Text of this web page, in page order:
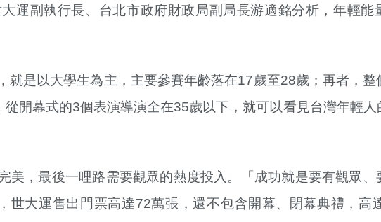
運副執行長、台北市政府財政局副局長游適銘分析，年輕能
就是以大學生為主，主要參賽年齡落在17歲至28歲；再者，整
開幕式的3個表演導演全在35歲以下，就可以看見台灣年輕人
美，最後一哩路需要觀眾的熱度投入。「成功就是要有觀眾、
世大運售出門票高達72萬張，還不包含開幕、閉幕典禮，高